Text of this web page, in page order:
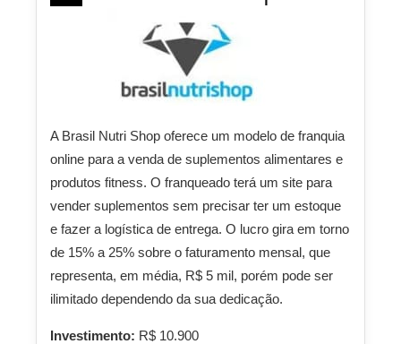
A Brasil Nutri Shop oferece um modelo de franquia
online para a venda de suplementos alimentares e
produtos fitness. O franqueado terá um site para
vender suplementos sem precisar ter um estoque
e fazer a logística de entrega. O lucro gira em torno
de 15% a 25% sobre o faturamento mensal, que
representa, em média, R$ 5 mil, porém pode ser
ilimitado dependendo da sua dedicação.
Investimento: R$ 10.900